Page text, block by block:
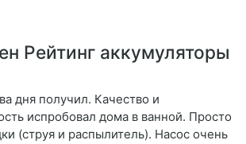
Рейтинг аккумуляторы
дня получил. Качество и
испробовал дома в ванной. Просто
(струя и распылитель). Насос очень